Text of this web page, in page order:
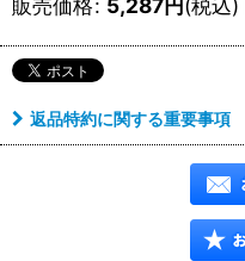
販売価格: 5,287円(税込)
返品特約に関する重要事項